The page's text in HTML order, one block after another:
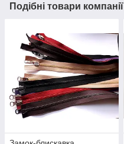
Подібні товари компанії